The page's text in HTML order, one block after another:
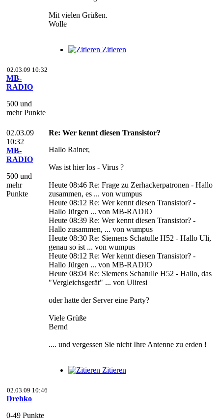
Mit vielen Grüßen.
Wolle
Zitieren
02.03.09 10:32
MB-
RADIO
500 und
mehr Punkte
02.03.09
10:32
MB-
RADIO
500 und
mehr
Punkte
Re: Wer kennt diesen Transistor?
Hallo Rainer,
Was ist hier los - Virus ?
Heute 08:46 Re: Frage zu Zerhackerpatronen - Hallo
zusammen, es ... von wumpus
Heute 08:12 Re: Wer kennt diesen Transistor? -
Hallo Jürgen ... von MB-RADIO
Heute 08:39 Re: Wer kennt diesen Transistor? -
Hallo zusammen, ... von wumpus
Heute 08:30 Re: Siemens Schatulle H52 - Hallo Uli,
genau so ist ... von wumpus
Heute 08:12 Re: Wer kennt diesen Transistor? -
Hallo Jürgen ... von MB-RADIO
Heute 08:04 Re: Siemens Schatulle H52 - Hallo, das
"Vergleichsgerät" ... von Uliresi
oder hatte der Server eine Party?
Viele Grüße
Bernd
.... und vergessen Sie nicht Ihre Antenne zu erden !
Zitieren
02.03.09 10:46
Drehko
0-49 Punkte